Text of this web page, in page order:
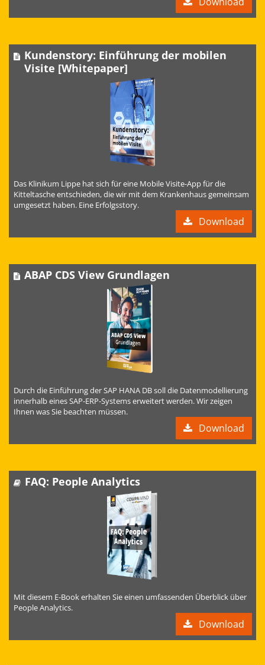
Kundenstory: Einführung der mobilen
Visite [Whitepaper]
Das Klinikum Lippe hat sich für eine Mobile Visite-App für die
Kitteltasche entschieden, die wir mit dem Krankenhaus gemeinsam
umgesetzt haben. Eine Erfolgsstory.
Download
ABAP CDS View Grundlagen
Durch die Einführung der SAP HANA DB soll die Datenmodellierung
innerhalb eines SAP-ERP-Systems erweitert werden. Wir zeigen
Ihnen was Sie beachten müssen.
Download
FAQ: People Analytics
Mit diesem E-Book erhalten Sie einen umfassenden Überblick über
People Analytics.
Download